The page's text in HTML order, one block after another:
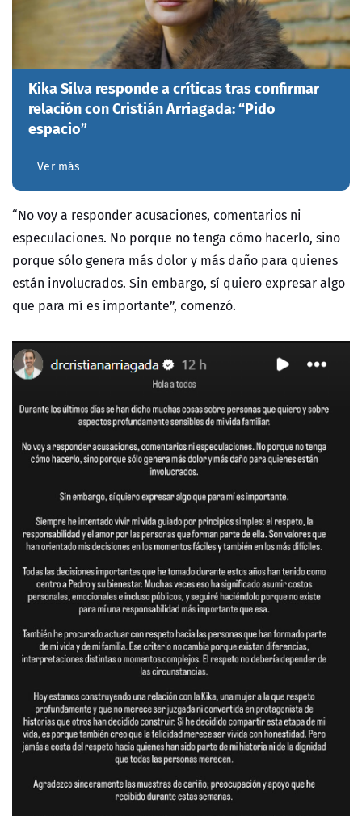
Kika Silva responde a críticas tras confirmar
relación con Cristián Arriagada: “Pido
espacio”
Ver más
“No voy a responder acusaciones, comentarios ni
especulaciones. No porque no tenga cómo hacerlo, sino
porque sólo genera más dolor y más daño para quienes
están involucrados. Sin embargo, sí quiero expresar algo
que para mí es importante”, comenzó.